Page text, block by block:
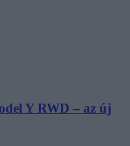
Y RWD – az új